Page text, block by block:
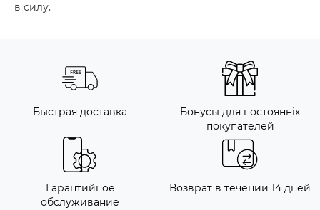
в силу.
Быстрая доставка
Бонусы для постоянніх
покупателей
Гарантийное
обслуживание
Возврат в течении 14 дней